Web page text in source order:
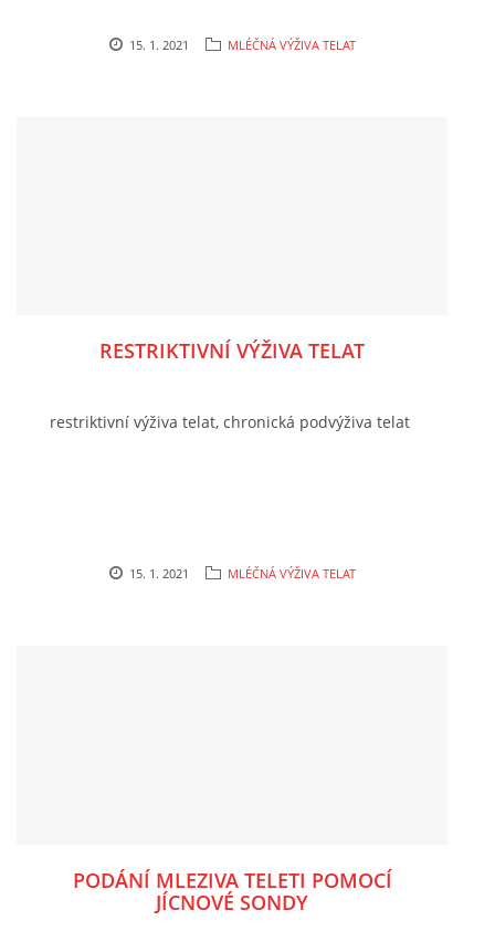
15. 1. 2021 MLÉČNÁ VÝŽIVA TELAT
RESTRIKTIVNÍ VÝŽIVA TELAT
restriktivní výživa telat, chronická podvýživa telat
15. 1. 2021 MLÉČNÁ VÝŽIVA TELAT
PODÁNÍ MLEZIVA TELETI POMOCÍ
JÍCNOVÉ SONDY